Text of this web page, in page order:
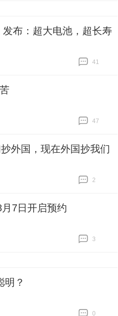
布：超大电池，超长寿
41
47
外国，现在外国抄我们
2
7日开启预约
3
明？
0